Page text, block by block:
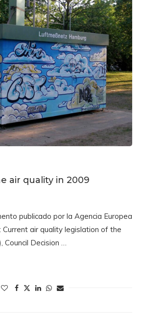
air quality in 2009
publicado por la Agencia Europea
air quality legislation of the
Council Decision …